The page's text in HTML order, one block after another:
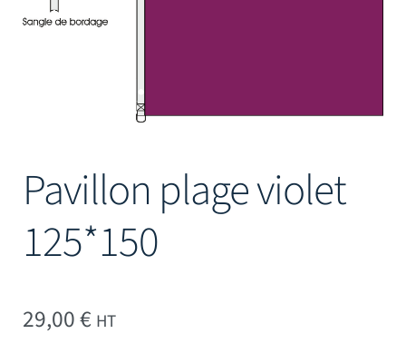
Pavillon plage violet
125*150
29,00€ HT